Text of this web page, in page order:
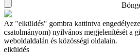
Az "elküldés" gombra kattintva
csatolmányom) nyilvános megjelenítését a
weboldaldalán és közösségi oldalain.
elküldés